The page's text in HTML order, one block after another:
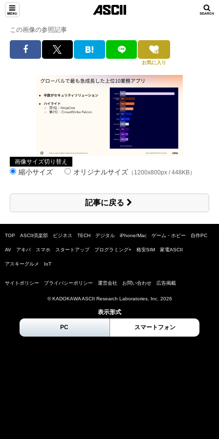
この画像の参照記事
お気に入り
画像サイズ切り替え
縮小サイズ オリジナルサイズ （1200x800px / 448KB）
記事に戻る
TOP ASCII倶楽部 ビジネス TECH デジタル iPhone/Mac ゲーム・ホビー 自作PC
AV アキバ スマホ スタートアップ プログラミング+ 格安SIM 家電ASCII
アスキーグルメ IoT
サイトポリシー プライバシーポリシー 運営会社 お問い合わせ 広告掲載
© KADOKAWA ASCII Research Laboratories, Inc. 2026
表示形式
PC スマートフォン